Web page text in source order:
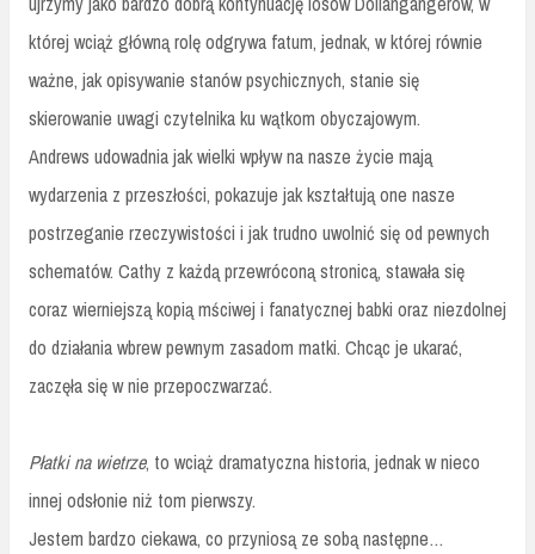
której wciąż główną rolę odgrywa fatum, jednak, w której równie
ważne, jak opisywanie stanów psychicznych, stanie się
skierowanie uwagi czytelnika ku wątkom obyczajowym.
Andrews udowadnia jak wielki wpływ na nasze życie mają
wydarzenia z przeszłości, pokazuje jak kształtują one nasze
postrzeganie rzeczywistości i jak trudno uwolnić się od pewnych
schematów. Cathy z każdą przewróconą stronicą, stawała się
coraz wierniejszą kopią mściwej i fanatycznej babki oraz niezdolnej
do działania wbrew pewnym zasadom matki. Chcąc je ukarać,
zaczęła się w nie przepoczwarzać.
Płatki na wietrze, to wciąż dramatyczna historia, jednak w nieco
innej odsłonie niż tom pierwszy.
Jestem bardzo ciekawa, co przyniosą ze sobą następne…